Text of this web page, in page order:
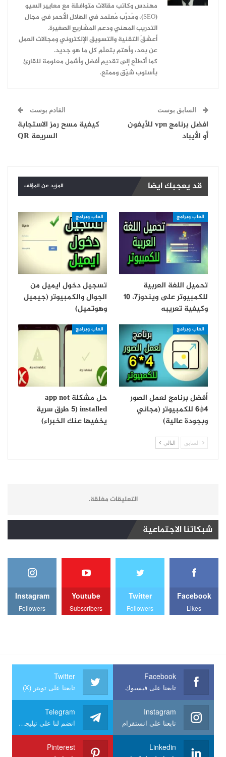
مهندس وكاتب مقالات متوافقة مع معايير السيو
(SEO)، ومُدرِّب مُعتمد في الهلال الأحمر في مجال
التدريب المهني ودعم المشاريع الصغيرة.
أعشقُ التقنية والتسويق الإلكتروني ومجالات العمل
عن بعد، وأهتم بتعلّم كل ما هو جديد.
كما أتطلّع إلى تقديم أفضل وأشمل معلومة للقارئ
بأسلوب شيّق وممتع.
السابق بوست
افضل برنامج vpn للأيفون
أو الأيباد
القادم بوست
كيفية مسح رمز الاستجابة
السريعة QR
قد يعجبك ايضا المزيد عن المؤلف
العاب وبرامج
تحميل اللغة العربية
للكمبيوتر على ويندوز7، 10
وكيفية تعريبه
العاب وبرامج
تسجيل دخول ايميل من
الجوال والكمبيوتر (جيميل
وهوتميل)
العاب وبرامج
أفضل برنامج لعمل الصور
4*6 للكمبيوتر (مجاني
وبجودة عالية)
العاب وبرامج
حل مشكلة app not
installed (5 طرق سرية
يخفيها عنك الخبراء)
السابق التالي
التعليقات مغلقة.
شبكاتنا الاجتماعية
Facebook
Likes
Twitter
Followers
Youtube
Subscribers
Instagram
Followers
Facebook
تابعنا على فيسبوك
Twitter
تابعنا على تويتر (X)
Instagram
تابعنا على انستقرام
Telegram
انضم لنا على تيليجرام
Linkedin
Pinterest